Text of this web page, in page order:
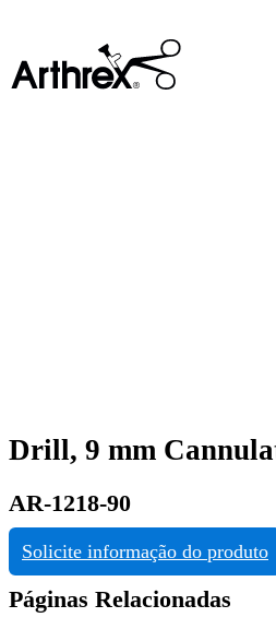
Drill, 9 mm
AR-1218-90
Solicite informação do produto
Páginas Relacionadas